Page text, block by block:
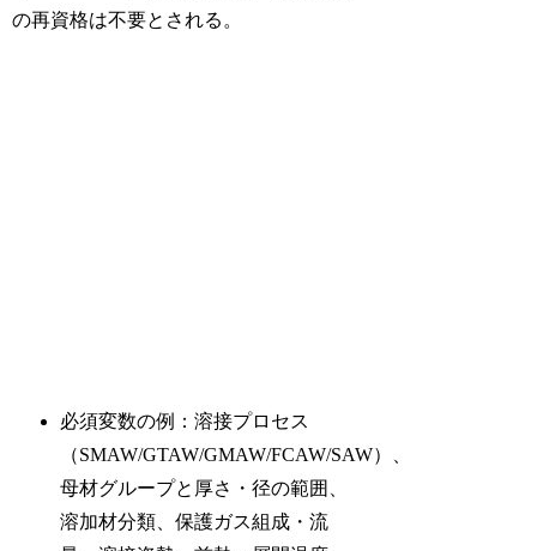
の再資格は不要とされる。
必須変数の例：溶接プロセス
（SMAW/GTAW/GMAW/FCAW/SAW）、
母材グループと厚さ・径の範囲、
溶加材分類、保護ガス組成・流